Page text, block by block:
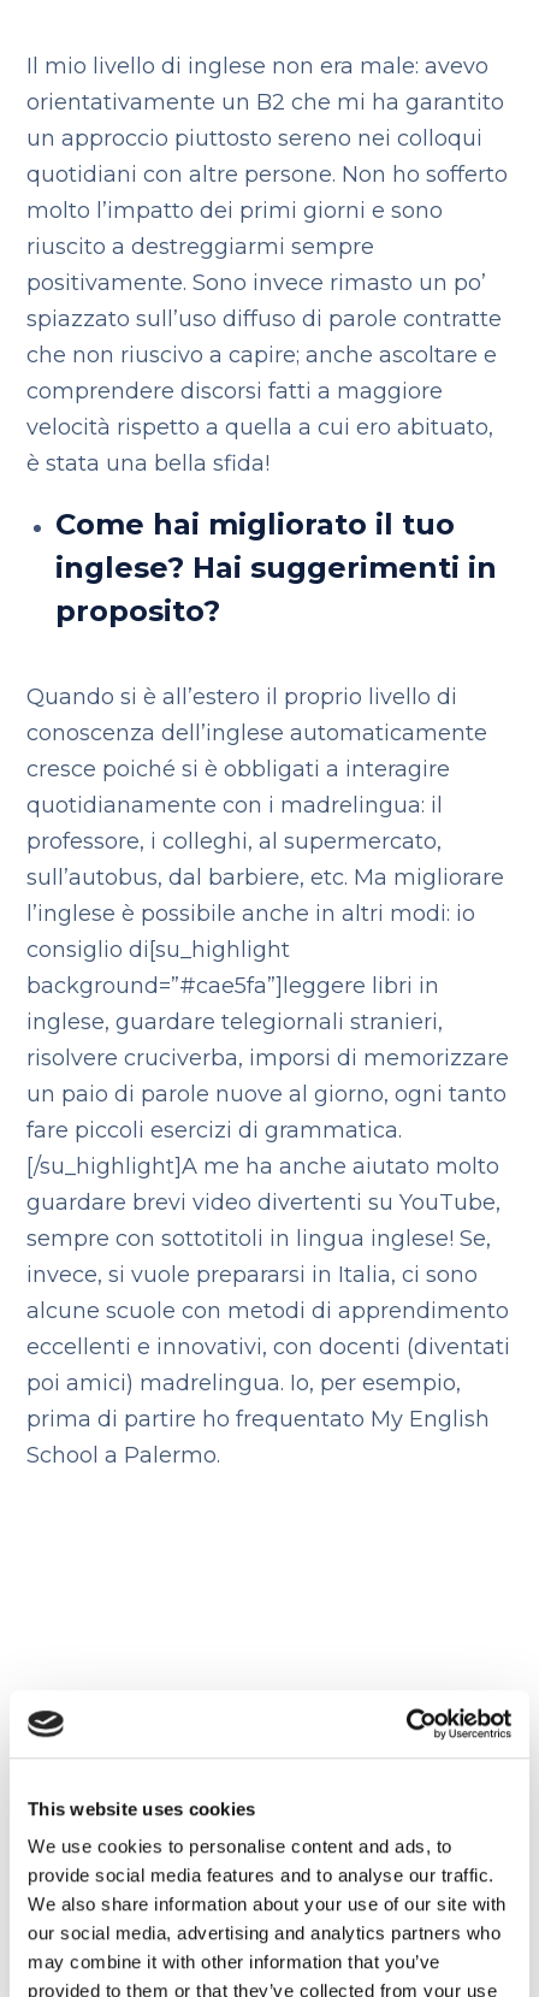
This website uses cookies
We use cookies to personalise content and ads, to
provide social media features and to analyse our traffic.
We also share information about your use of our site with
our social media, advertising and analytics partners who
may combine it with other information that you’ve
provided to them or that they’ve collected from your use
Il mio livello di inglese non era male: avevo
orientativamente un B2 che mi ha garantito
un approccio piuttosto sereno nei colloqui
quotidiani con altre persone. Non ho sofferto
molto l’impatto dei primi giorni e sono
riuscito a destreggiarmi sempre
positivamente. Sono invece rimasto un po’
spiazzato sull’uso diffuso di parole contratte
che non riuscivo a capire; anche ascoltare e
comprendere discorsi fatti a maggiore
velocità rispetto a quella a cui ero abituato,
è stata una bella sfida!
Come hai migliorato il tuo
inglese? Hai suggerimenti in
proposito?
Quando si è all’estero il proprio livello di
conoscenza dell’inglese automaticamente
cresce poiché si è obbligati a interagire
quotidianamente con i madrelingua: il
professore, i colleghi, al supermercato,
sull’autobus, dal barbiere, etc. Ma migliorare
l’inglese è possibile anche in altri modi: io
consiglio di[su_highlight
background=”#cae5fa”]leggere libri in
inglese, guardare telegiornali stranieri,
risolvere cruciverba, imporsi di memorizzare
un paio di parole nuove al giorno, ogni tanto
fare piccoli esercizi di grammatica.
[/su_highlight]A me ha anche aiutato molto
guardare brevi video divertenti su YouTube,
sempre con sottotitoli in lingua inglese! Se,
invece, si vuole prepararsi in Italia, ci sono
alcune scuole con metodi di apprendimento
eccellenti e innovativi, con docenti (diventati
poi amici) madrelingua. Io, per esempio,
prima di partire ho frequentato My English
School a Palermo.
Hai progetti per il futuro?
All’estero si vive bene e non manca nulla.